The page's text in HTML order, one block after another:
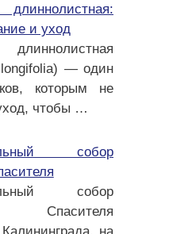
длиннолистная:
и уход
длиннолистная
longifolia) — один
которым не
чтобы …
собор
собор
Спасителя